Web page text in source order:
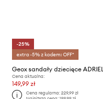
-25%
extra -5% z kodem: OFF*
Geox sandały dziecięce ADRIEL
Cena aktualna:
149,99 zł
Cena regularna:229,99 zł